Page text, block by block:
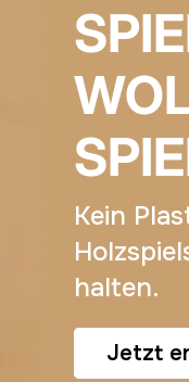
Kein
halten.
Jetzt